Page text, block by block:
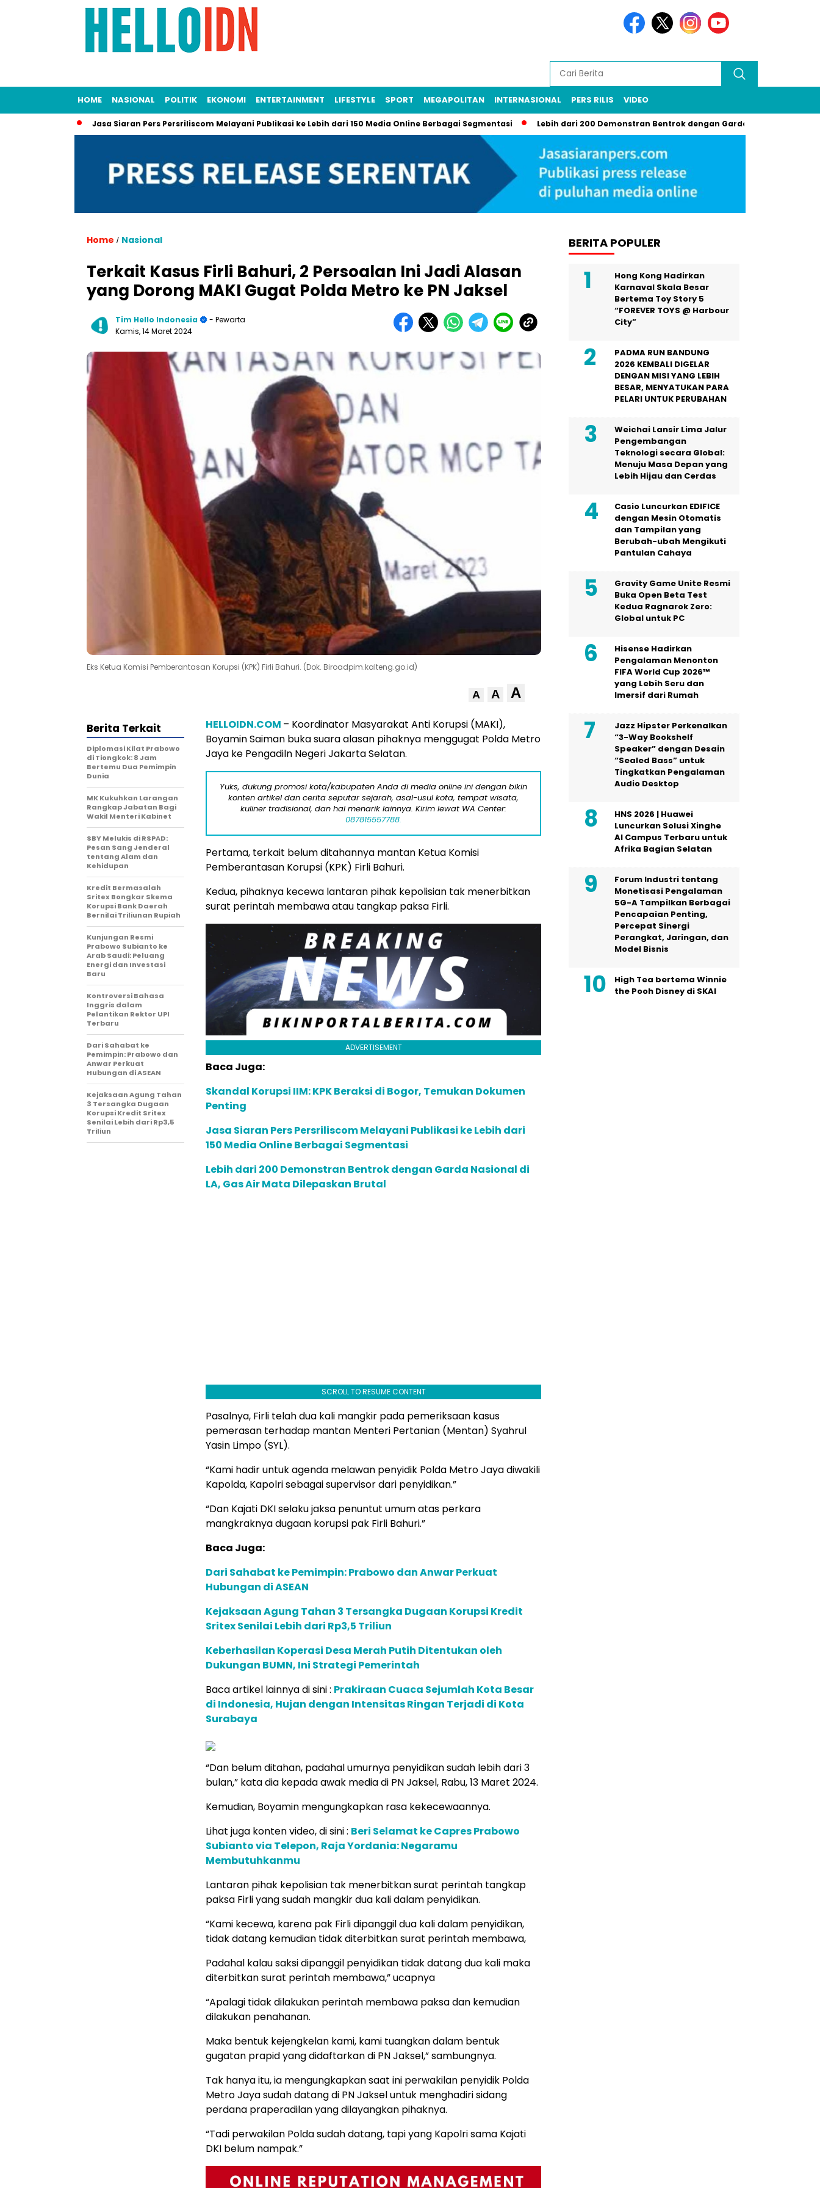
HOME NASIONAL POLITIK EKONOMI ENTERTAINMENT LIFESTYLE SPORT MEGAPOLITAN INTERNASIONAL PERS RILIS VIDEO
Jasa Siaran Pers Persriliscom Melayani Publikasi ke Lebih dari 150 Media Online Berbagai Segmentasi Lebih dari 200 Demonstran Bentrok dengan Garda Nasional di LA, Gas Air
Home / Nasional
Terkait Kasus Firli Bahuri, 2 Persoalan Ini Jadi Alasan
yang Dorong MAKI Gugat Polda Metro ke PN Jaksel
Tim Hello Indonesia
- Pewarta
Kamis, 14 Maret 2024
Eks Ketua Komisi Pemberantasan Korupsi (KPK) Firli Bahuri. (Dok. Biroadpim.kalteng.go.id)
A A A
HELLOIDN.COM – Koordinator Masyarakat Anti Korupsi (MAKI),
Boyamin Saiman buka suara alasan pihaknya menggugat Polda Metro
Jaya ke Pengadiln Negeri Jakarta Selatan.
Yuks, dukung promosi kota/kabupaten Anda di media online ini dengan bikin
konten artikel dan cerita seputar sejarah, asal-usul kota, tempat wisata,
kuliner tradisional, dan hal menarik lainnya. Kirim lewat WA Center:
087815557788.
Pertama, terkait belum ditahannya mantan Ketua Komisi
Pemberantasan Korupsi (KPK) Firli Bahuri.
Kedua, pihaknya kecewa lantaran pihak kepolisian tak menerbitkan
surat perintah membawa atau tangkap paksa Firli.
ADVERTISEMENT
Baca Juga:
Skandal Korupsi IIM: KPK Beraksi di Bogor, Temukan Dokumen
Penting
Jasa Siaran Pers Persriliscom Melayani Publikasi ke Lebih dari
150 Media Online Berbagai Segmentasi
Lebih dari 200 Demonstran Bentrok dengan Garda Nasional di
LA, Gas Air Mata Dilepaskan Brutal
SCROLL TO RESUME CONTENT
Pasalnya, Firli telah dua kali mangkir pada pemeriksaan kasus
pemerasan terhadap mantan Menteri Pertanian (Mentan) Syahrul
Yasin Limpo (SYL).
“Kami hadir untuk agenda melawan penyidik Polda Metro Jaya diwakili
Kapolda, Kapolri sebagai supervisor dari penyidikan.”
“Dan Kajati DKI selaku jaksa penuntut umum atas perkara
mangkraknya dugaan korupsi pak Firli Bahuri.”
Baca Juga:
Dari Sahabat ke Pemimpin: Prabowo dan Anwar Perkuat
Hubungan di ASEAN
Kejaksaan Agung Tahan 3 Tersangka Dugaan Korupsi Kredit
Sritex Senilai Lebih dari Rp3,5 Triliun
Keberhasilan Koperasi Desa Merah Putih Ditentukan oleh
Dukungan BUMN, Ini Strategi Pemerintah
Baca artikel lainnya di sini : Prakiraan Cuaca Sejumlah Kota Besar
di Indonesia, Hujan dengan Intensitas Ringan Terjadi di Kota
Surabaya
“Dan belum ditahan, padahal umurnya penyidikan sudah lebih dari 3
bulan,” kata dia kepada awak media di PN Jaksel, Rabu, 13 Maret 2024.
Kemudian, Boyamin mengungkapkan rasa kekecewaannya.
Lihat juga konten video, di sini : Beri Selamat ke Capres Prabowo
Subianto via Telepon, Raja Yordania: Negaramu
Membutuhkanmu
Lantaran pihak kepolisian tak menerbitkan surat perintah tangkap
paksa Firli yang sudah mangkir dua kali dalam penyidikan.
“Kami kecewa, karena pak Firli dipanggil dua kali dalam penyidikan,
tidak datang kemudian tidak diterbitkan surat perintah membawa,
Padahal kalau saksi dipanggil penyidikan tidak datang dua kali maka
diterbitkan surat perintah membawa,” ucapnya
“Apalagi tidak dilakukan perintah membawa paksa dan kemudian
dilakukan penahanan.
Maka bentuk kejengkelan kami, kami tuangkan dalam bentuk
gugatan prapid yang didaftarkan di PN Jaksel,” sambungnya.
Tak hanya itu, ia mengungkapkan saat ini perwakilan penyidik Polda
Metro Jaya sudah datang di PN Jaksel untuk menghadiri sidang
perdana praperadilan yang dilayangkan pihaknya.
“Tadi perwakilan Polda sudah datang, tapi yang Kapolri sama Kajati
DKI belum nampak.”
Berita Terkait
Diplomasi Kilat Prabowo
di Tiongkok: 8 Jam
Bertemu Dua Pemimpin
Dunia
MK Kukuhkan Larangan
Rangkap Jabatan Bagi
Wakil Menteri Kabinet
SBY Melukis di RSPAD:
Pesan Sang Jenderal
tentang Alam dan
Kehidupan
Kredit Bermasalah
Sritex Bongkar Skema
Korupsi Bank Daerah
Bernilai Triliunan Rupiah
Kunjungan Resmi
Prabowo Subianto ke
Arab Saudi: Peluang
Energi dan Investasi
Baru
Kontroversi Bahasa
Inggris dalam
Pelantikan Rektor UPI
Terbaru
Dari Sahabat ke
Pemimpin: Prabowo dan
Anwar Perkuat
Hubungan di ASEAN
Kejaksaan Agung Tahan
3 Tersangka Dugaan
Korupsi Kredit Sritex
Senilai Lebih dari Rp3,5
Triliun
BERITA POPULER
Hong Kong Hadirkan
Karnaval Skala Besar
Bertema Toy Story 5
“FOREVER TOYS @ Harbour
City”
PADMA RUN BANDUNG
2026 KEMBALI DIGELAR
DENGAN MISI YANG LEBIH
BESAR, MENYATUKAN PARA
PELARI UNTUK PERUBAHAN
Weichai Lansir Lima Jalur
Pengembangan
Teknologi secara Global:
Menuju Masa Depan yang
Lebih Hijau dan Cerdas
Casio Luncurkan EDIFICE
dengan Mesin Otomatis
dan Tampilan yang
Berubah-ubah Mengikuti
Pantulan Cahaya
Gravity Game Unite Resmi
Buka Open Beta Test
Kedua Ragnarok Zero:
Global untuk PC
Hisense Hadirkan
Pengalaman Menonton
FIFA World Cup 2026™
yang Lebih Seru dan
Imersif dari Rumah
Jazz Hipster Perkenalkan
“3-Way Bookshelf
Speaker” dengan Desain
“Sealed Bass” untuk
Tingkatkan Pengalaman
Audio Desktop
HNS 2026 | Huawei
Luncurkan Solusi Xinghe
AI Campus Terbaru untuk
Afrika Bagian Selatan
Forum Industri tentang
Monetisasi Pengalaman
5G-A Tampilkan Berbagai
Pencapaian Penting,
Percepat Sinergi
Perangkat, Jaringan, dan
Model Bisnis
High Tea bertema Winnie
the Pooh Disney di SKAI